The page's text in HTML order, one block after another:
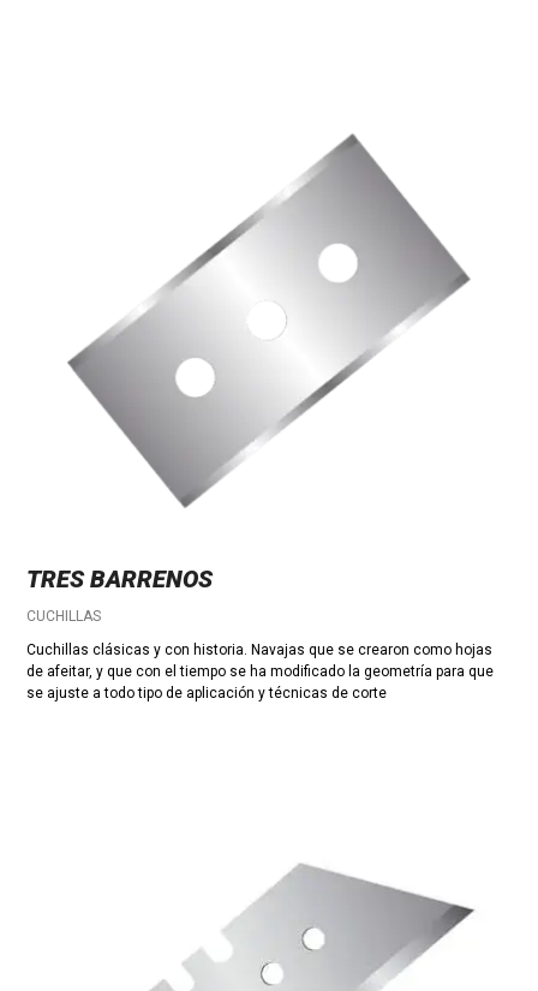
TRES BARRENOS
CUCHILLAS
Cuchillas clásicas y con historia. Navajas que se crearon como hojas
de afeitar, y que con el tiempo se ha modificado la geometría para que
se ajuste a todo tipo de aplicación y técnicas de corte